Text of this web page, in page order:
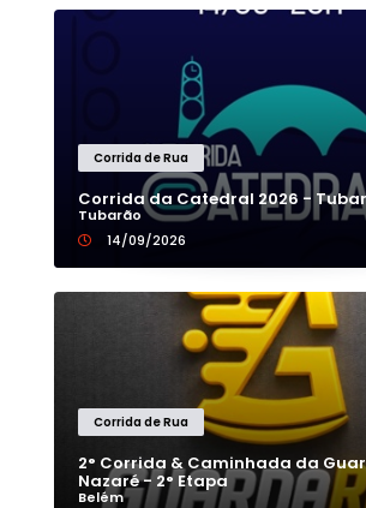
Corrida de Rua
Corrida da Catedral 2026 -
Tubarão
14/09/2026
Corrida de Rua
2° Corrida & Caminhada da
Nazaré - 2° Etapa
Belém